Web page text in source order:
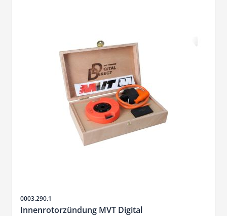
SKU
0003.290.1
Innenrotorzündung MVT Digital